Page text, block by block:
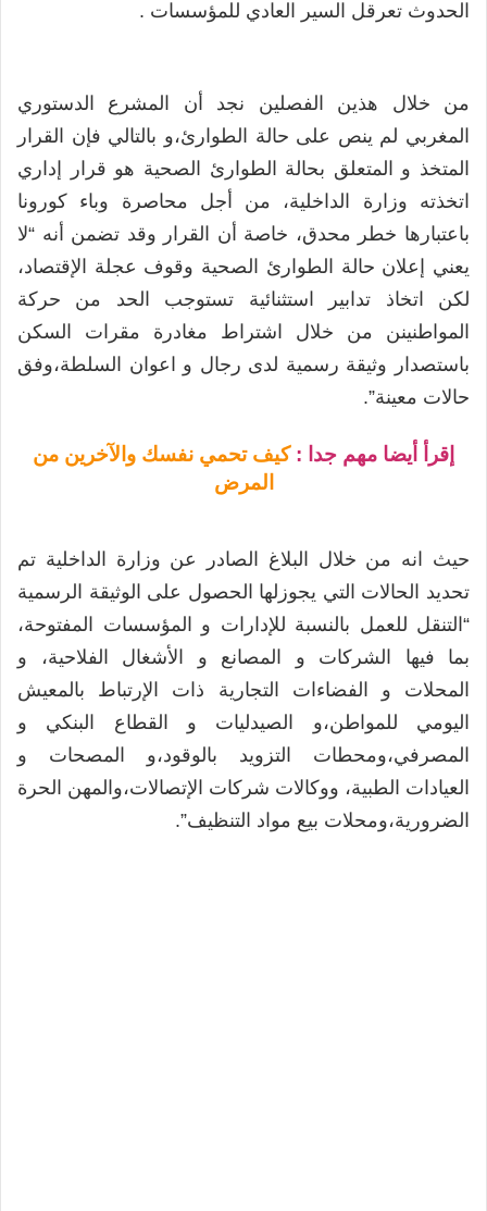
الحدوث تعرقل السير العادي للمؤسسات .
من خلال هذين الفصلين نجد أن المشرع الدستوري
المغربي لم ينص على حالة الطوارئ،و بالتالي فإن القرار
المتخذ و المتعلق بحالة الطوارئ الصحية هو قرار إداري
اتخذته وزارة الداخلية، من أجل محاصرة وباء كورونا
باعتبارها خطر محدق، خاصة أن القرار وقد تضمن أنه “لا
يعني إعلان حالة الطوارئ الصحية وقوف عجلة الإقتصاد،
لكن اتخاذ تدابير استثنائية تستوجب الحد من حركة
المواطنينن من خلال اشتراط مغادرة مقرات السكن
باستصدار وثيقة رسمية لدى رجال و اعوان السلطة،وفق
حالات معينة”.
إقرأ أيضا مهم جدا :كيف تحمي نفسك والآخرين من
المرض
حيث انه من خلال البلاغ الصادر عن وزارة الداخلية تم
تحديد الحالات التي يجوزلها الحصول على الوثيقة الرسمية
“التنقل للعمل بالنسبة للإدارات و المؤسسات المفتوحة،
بما فيها الشركات و المصانع و الأشغال الفلاحية، و
المحلات و الفضاءات التجارية ذات الإرتباط بالمعيش
اليومي للمواطن،و الصيدليات و القطاع البنكي و
المصرفي،ومحطات التزويد بالوقود،و المصحات و
العيادات الطبية، ووكالات شركات الإتصالات،والمهن الحرة
الضرورية،ومحلات بيع مواد التنظيف”.